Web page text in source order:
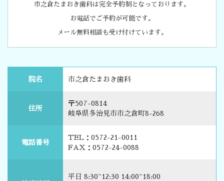
市之倉たまおき歯科は完全予約制となっております。
お電話でご予約が可能です。
メール無料相談も受け付けています。
院名 市之倉たまおき歯科
住所
〒507-0814
岐阜県多治見市市之倉町8-268
電話番号
TEL：0572-21-0011
FAX：0572-24-0088
平日 8:30~12:30 14:00~18:00